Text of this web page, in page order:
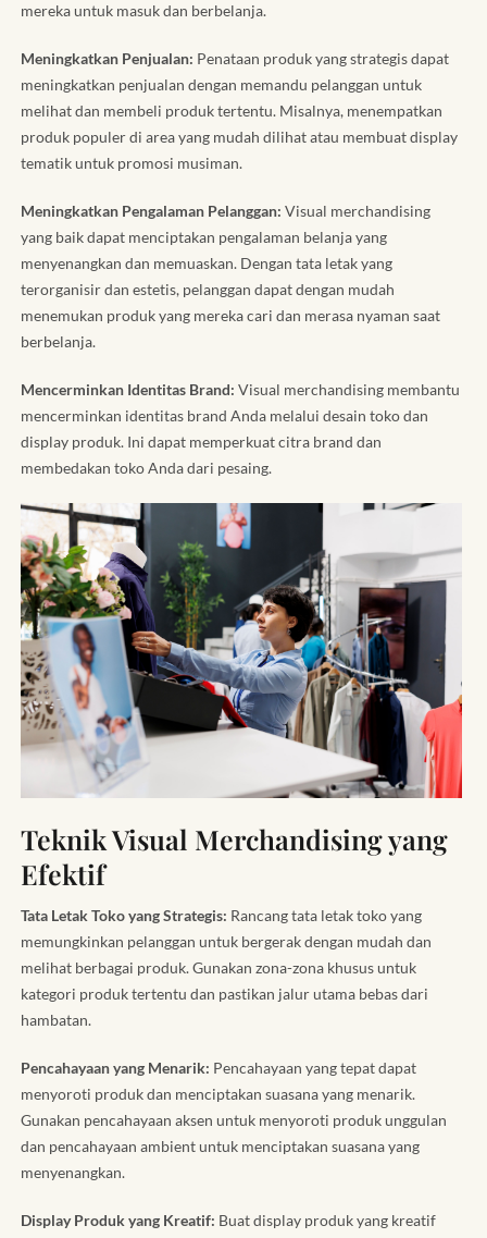
mereka untuk masuk dan berbelanja.
Meningkatkan Penjualan: Penataan produk yang strategis dapat
meningkatkan penjualan dengan memandu pelanggan untuk
melihat dan membeli produk tertentu. Misalnya, menempatkan
produk populer di area yang mudah dilihat atau membuat display
tematik untuk promosi musiman.
Meningkatkan Pengalaman Pelanggan: Visual merchandising
yang baik dapat menciptakan pengalaman belanja yang
menyenangkan dan memuaskan. Dengan tata letak yang
terorganisir dan estetis, pelanggan dapat dengan mudah
menemukan produk yang mereka cari dan merasa nyaman saat
berbelanja.
Mencerminkan Identitas Brand: Visual merchandising membantu
mencerminkan identitas brand Anda melalui desain toko dan
display produk. Ini dapat memperkuat citra brand dan
membedakan toko Anda dari pesaing.
Teknik Visual Merchandising yang
Efektif
Tata Letak Toko yang Strategis: Rancang tata letak toko yang
memungkinkan pelanggan untuk bergerak dengan mudah dan
melihat berbagai produk. Gunakan zona-zona khusus untuk
kategori produk tertentu dan pastikan jalur utama bebas dari
hambatan.
Pencahayaan yang Menarik: Pencahayaan yang tepat dapat
menyoroti produk dan menciptakan suasana yang menarik.
Gunakan pencahayaan aksen untuk menyoroti produk unggulan
dan pencahayaan ambient untuk menciptakan suasana yang
menyenangkan.
Display Produk yang Kreatif: Buat display produk yang kreatif